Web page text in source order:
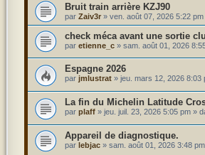
Bruit train arrière KZJ90
par Zaiv3r» ven. août 07, 2026 5:22 pm
check méca avant une sortie
par etienne_c» sam. août 01, 2026
Espagne 2026
par jmlustrat» jeu. mars 12, 2026 8:03
La fin du Michelin Latitude
par plaff» jeu. juil. 23, 2026 5:05 pm»
Appareil de diagnostique.
par lebjac» sam. août 01, 2026 3:48 pm